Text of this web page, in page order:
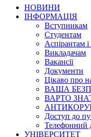
НОВИНИ
ІНФОРМАЦІЯ
Вступникам
Студентам
Аспірантам
Викладачам
Вакансії
Документи
Цікаво про
ВАША
ВАРТО
Доступ до
Телефонний
УНІВЕРСИТЕТ